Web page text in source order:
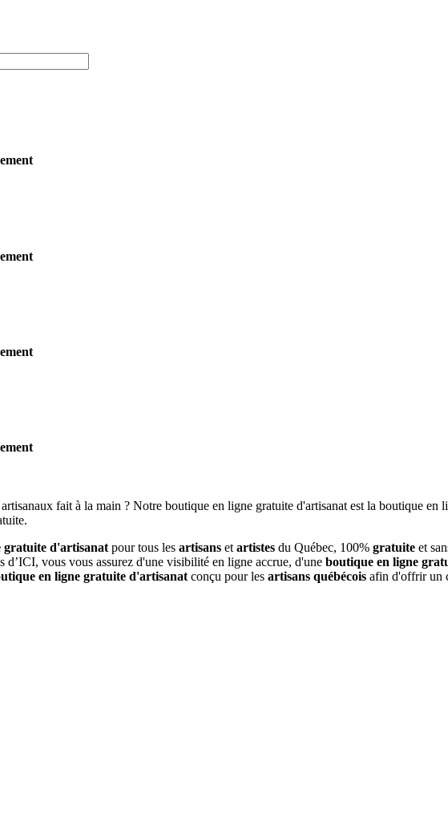
gratuite d'artisanat pour tous les artisans et artistes du Québec, 100% gratuite et
d’ICI, vous vous assurez d'une visibilité en ligne accrue, d'une boutique en ligne
en ligne gratuite d'artisanat conçu pour les artisans québécois afin d'offrir un